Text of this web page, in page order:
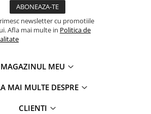
newsletter cu promotiile
Afla mai multe in Politica de
MAGAZINUL MEU
MAI MULTE DESPRE
CLIENTI